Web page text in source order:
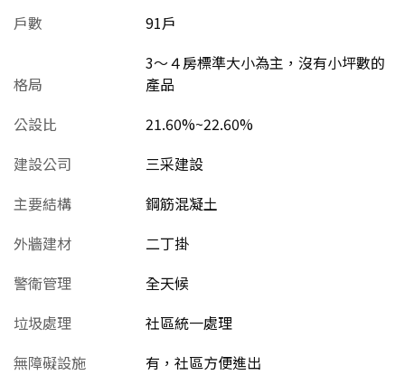
戶數
91戶
格局
3～４房標準大小為主，沒有小坪數的
產品
公設比
21.60%~22.60%
建設公司
三采建設
主要結構
鋼筋混凝土
外牆建材
二丁掛
警衛管理
全天候
垃圾處理
社區統一處理
無障礙設施
有，社區方便進出